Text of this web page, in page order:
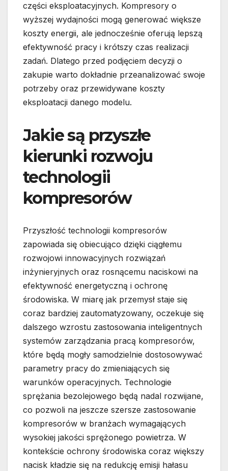
części eksploatacyjnych. Kompresory o
wyższej wydajności mogą generować większe
koszty energii, ale jednocześnie oferują lepszą
efektywność pracy i krótszy czas realizacji
zadań. Dlatego przed podjęciem decyzji o
zakupie warto dokładnie przeanalizować swoje
potrzeby oraz przewidywane koszty
eksploatacji danego modelu.
Jakie są przyszłe
kierunki rozwoju
technologii
kompresorów
Przyszłość technologii kompresorów
zapowiada się obiecująco dzięki ciągłemu
rozwojowi innowacyjnych rozwiązań
inżynieryjnych oraz rosnącemu naciskowi na
efektywność energetyczną i ochronę
środowiska. W miarę jak przemysł staje się
coraz bardziej zautomatyzowany, oczekuje się
dalszego wzrostu zastosowania inteligentnych
systemów zarządzania pracą kompresorów,
które będą mogły samodzielnie dostosowywać
parametry pracy do zmieniających się
warunków operacyjnych. Technologie
sprężania bezolejowego będą nadal rozwijane,
co pozwoli na jeszcze szersze zastosowanie
kompresorów w branżach wymagających
wysokiej jakości sprężonego powietrza. W
kontekście ochrony środowiska coraz większy
nacisk kładzie się na redukcję emisji hałasu